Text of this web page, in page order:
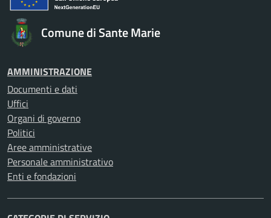
Comune di Sante Marie
AMMINISTRAZIONE
Documenti e dati
Uffici
Organi di governo
Politici
Aree amministrative
Personale amministrativo
Enti e fondazioni